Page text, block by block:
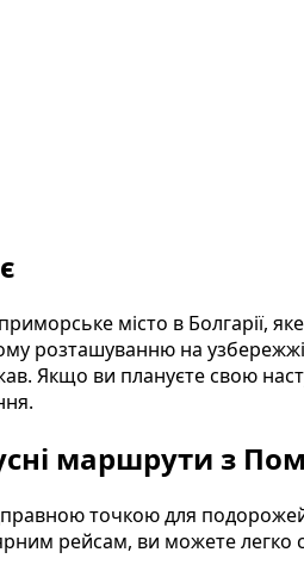
місто в Болгарії,
розташуванню на
Якщо ви плануєте свою
маршрути з
точкою для
рейсам, ви можете легко